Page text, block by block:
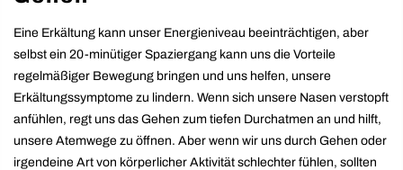
Eine Erkältung kann unser Energieniveau beeinträchtigen, aber
selbst ein 20-minütiger Spaziergang kann uns die Vorteile
regelmäßiger Bewegung bringen und uns helfen, unsere
Erkältungssymptome zu lindern. Wenn sich unsere Nasen verstopft
anfühlen, regt uns das Gehen zum tiefen Durchatmen an und hilft,
unsere Atemwege zu öffnen. Aber wenn wir uns durch Gehen oder
irgendeine Art von körperlicher Aktivität schlechter fühlen, sollten